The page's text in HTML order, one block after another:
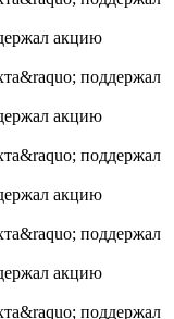
акцию
акцию
акцию
акцию